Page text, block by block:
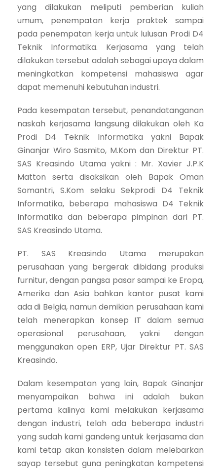
yang dilakukan meliputi pemberian kuliah
umum, penempatan kerja praktek sampai
pada penempatan kerja untuk lulusan Prodi D4
Teknik Informatika. Kerjasama yang telah
dilakukan tersebut adalah sebagai upaya dalam
meningkatkan kompetensi mahasiswa agar
dapat memenuhi kebutuhan industri.
Pada kesempatan tersebut, penandatanganan
naskah kerjasama langsung dilakukan oleh Ka
Prodi D4 Teknik Informatika yakni Bapak
Ginanjar Wiro Sasmito, M.Kom dan Direktur PT.
SAS Kreasindo Utama yakni : Mr. Xavier J.P.K
Matton serta disaksikan oleh Bapak Oman
Somantri, S.Kom selaku Sekprodi D4 Teknik
Informatika, beberapa mahasiswa D4 Teknik
Informatika dan beberapa pimpinan dari PT.
SAS Kreasindo Utama.
PT. SAS Kreasindo Utama merupakan
perusahaan yang bergerak dibidang produksi
furnitur, dengan pangsa pasar sampai ke Eropa,
Amerika dan Asia bahkan kantor pusat kami
ada di Belgia, namun demikian perusahaan kami
telah menerapkan konsep IT dalam semua
operasional perusahaan, yakni dengan
menggunakan open ERP, Ujar Direktur PT. SAS
Kreasindo.
Dalam kesempatan yang lain, Bapak Ginanjar
menyampaikan bahwa ini adalah bukan
pertama kalinya kami melakukan kerjasama
dengan industri, telah ada beberapa industri
yang sudah kami gandeng untuk kerjasama dan
kami tetap akan konsisten dalam melebarkan
sayap tersebut guna peningkatan kompetensi